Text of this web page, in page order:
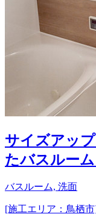
サイズアッ
たバスルー
バスルーム, 洗面
[施工エリア：鳥栖